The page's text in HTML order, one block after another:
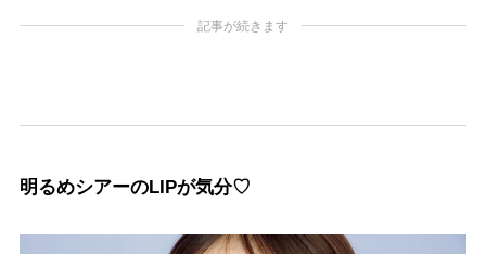
記事が続きます
明るめシアーのLIPが気分♡